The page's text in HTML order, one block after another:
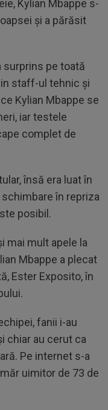
Kylian Mbappe s-
și a părăsit
pe toată
staff-ul tehnic și
Kylian Mbappe se
iar testele
complet de
însă era luat în
în repriza
posibil.
mai mult apele la
Mbappe a plecat
Ester Exposito, în
fanii i-au
chiar au cerut ca
Pe internet s-a
uimitor de 73 de